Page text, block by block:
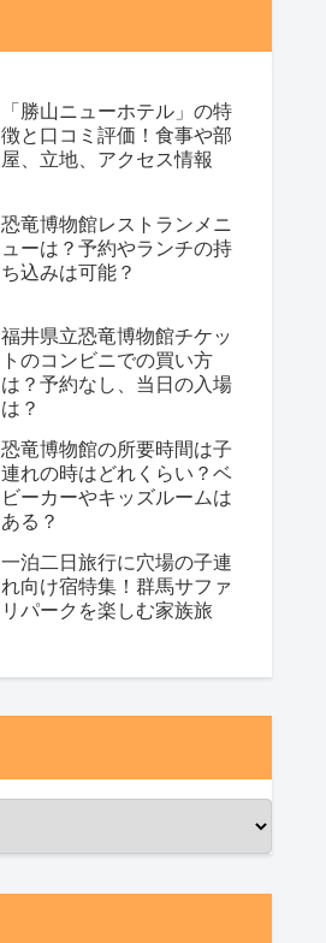
「勝山ニューホテル」の特
徴と口コミ評価！食事や部
屋、立地、アクセス情報
恐竜博物館レストランメニ
ューは？予約やランチの持
ち込みは可能？
福井県立恐竜博物館チケッ
トのコンビニでの買い方
は？予約なし、当日の入場
は？
恐竜博物館の所要時間は子
連れの時はどれくらい？ベ
ビーカーやキッズルームは
ある？
一泊二日旅行に穴場の子連
れ向け宿特集！群馬サファ
リパークを楽しむ家族旅